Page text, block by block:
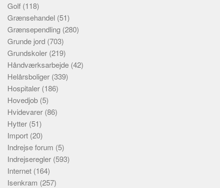
Golf (118)
Grænsehandel (51)
Grænsependling (280)
Grunde jord (703)
Grundskoler (219)
Håndværksarbejde (42)
Helårsboliger (339)
Hospitaler (186)
Hovedjob (5)
Hvidevarer (86)
Hytter (51)
Import (20)
Indrejse forum (5)
Indrejseregler (593)
Internet (164)
Isenkram (257)